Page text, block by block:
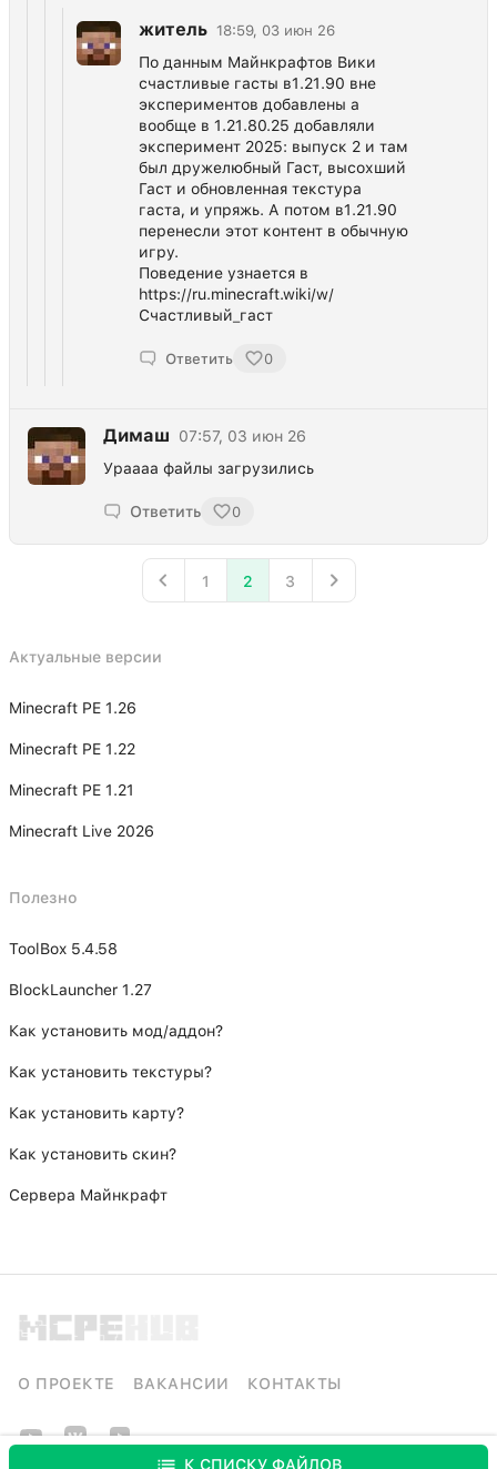
К СПИСКУ ФАЙЛОВ
житель 18:59, 03 июн 26
По данным Майнкрафтов Вики
счастливые гасты в1.21.90 вне
экспериментов добавлены а
вообще в 1.21.80.25 добавляли
эксперимент 2025: выпуск 2 и там
был дружелюбный Гаст, высохший
Гаст и обновленная текстура
гаста, и упряжь. А потом в1.21.90
перенесли этот контент в обычную
игру.
Поведение узнается в
https://ru.minecraft.wiki/w/
Счастливый_гаст
Ответить 0
Димаш
07:57, 03 июн 26
Ураааа файлы загрузились
Ответить 0
1 2 3
Актуальные версии
Minecraft PE 1.26
Minecraft PE 1.22
Minecraft PE 1.21
Minecraft Live 2026
Полезно
ToolBox 5.4.58
BlockLauncher 1.27
Как установить мод/аддон?
Как установить текстуры?
Как установить карту?
Как установить скин?
Сервера Майнкрафт
О ПРОЕКТЕ ВАКАНСИИ КОНТАКТЫ